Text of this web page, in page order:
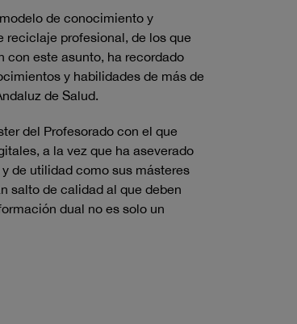
de conocimiento y
reciclaje profesional, de los que
con este asunto, ha recordado
y habilidades de más de
de Salud.
del Profesorado con el que
a la vez que ha aseverado
de utilidad como sus másteres
salto de calidad al que deben
dual no es solo un